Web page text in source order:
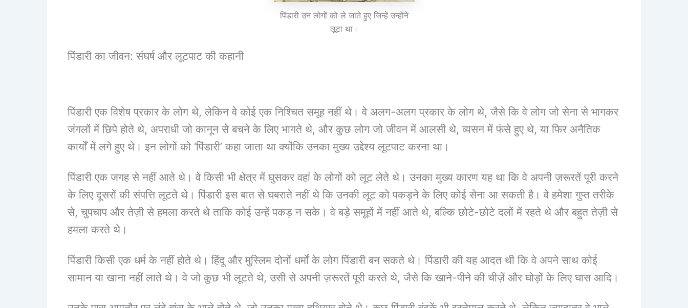
पिंडारी उन लोगों को ले जाते हुए जिन्हें उन्होंने
लूटा था।
पिंडारी का जीवन: संघर्ष और लूटपाट की कहानी
पिंडारी एक विशेष प्रकार के लोग थे, लेकिन वे कोई एक निश्चित समूह नहीं थे। वे अलग-अलग प्रकार के लोग थे, जैसे कि वे लोग जो सेना से भागकर
जंगलों में छिपे होते थे, अपराधी जो कानून से बचने के लिए भागते थे, और कुछ लोग जो जीवन में आलसी थे, व्यसन में फंसे हुए थे, या फिर अनैतिक
कार्यों में लगे हुए थे। इन लोगों को ‘पिंडारी’ कहा जाता था क्योंकि उनका मुख्य उद्देश्य लूटपाट करना था।
पिंडारी एक जगह से नहीं आते थे। वे किसी भी क्षेत्र में घुसकर वहां के लोगों को लूट लेते थे। उनका मुख्य कारण यह था कि वे अपनी ज़रूरतें पूरी करने
के लिए दूसरों की संपत्ति लूटते थे। पिंडारी इस बात से घबराते नहीं थे कि उनकी लूट को पकड़ने के लिए कोई सेना आ सकती है। वे हमेशा गुप्त तरीके
से, चुपचाप और तेज़ी से हमला करते थे ताकि कोई उन्हें पकड़ न सके। वे बड़े समूहों में नहीं आते थे, बल्कि छोटे-छोटे दलों में रहते थे और बहुत तेज़ी से
हमला करते थे।
पिंडारी किसी एक धर्म के नहीं होते थे। हिंदू और मुस्लिम दोनों धर्मों के लोग पिंडारी बन सकते थे। पिंडारी की यह आदत थी कि वे अपने साथ कोई
सामान या खाना नहीं लाते थे। वे जो कुछ भी लूटते थे, उसी से अपनी ज़रूरतें पूरी करते थे, जैसे कि खाने-पीने की चीज़ें और घोड़ों के लिए घास आदि।